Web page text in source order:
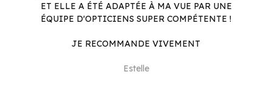
ET ELLE A ÉTÉ ADAPTÉE À MA VUE PAR UNE
ÉQUIPE D'OPTICIENS SUPER COMPÉTENTE !
JE RECOMMANDE VIVEMENT
Estelle